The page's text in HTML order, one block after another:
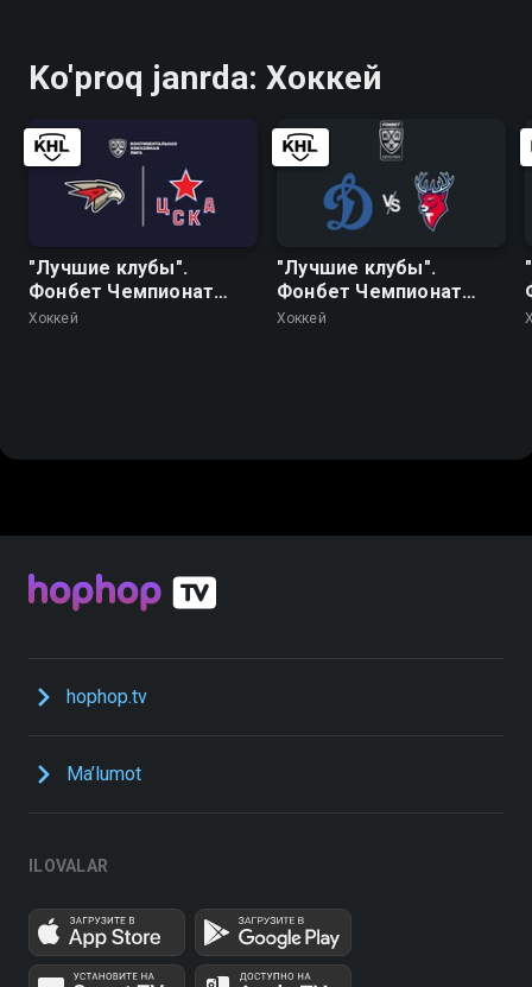
Ko'proq janrda: Хоккей
"Лучшие клубы".
Фонбет Чемпионат
КХЛ. "Авангард" - ЦСКА
Хоккей
"Лучшие клубы".
Фонбет Чемпионат
КХЛ. "Динамо"
Хоккей
hophop.tv
Ma’lumot
ILOVALAR